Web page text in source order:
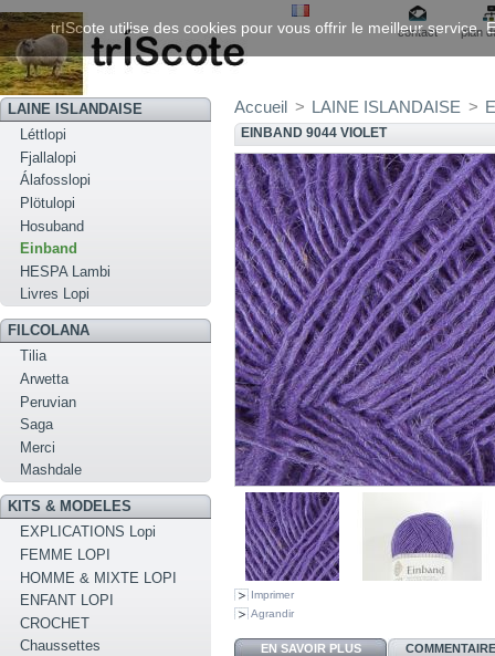
contact plan
LAINE ISLANDAISE
Léttlopi
Fjallalopi
Álafosslopi
Plötulopi
Hosuband
Einband
HESPA Lambi
Livres Lopi
FILCOLANA
Tilia
Arwetta
Peruvian
Saga
Merci
Mashdale
KITS & MODELES
EXPLICATIONS Lopi
FEMME LOPI
HOMME & MIXTE LOPI
ENFANT LOPI
CROCHET
Chaussettes
Accueil > LAINE ISLANDAISE >
EINBAND 9044 VIOLET
Imprimer
Agrandir
EN SAVOIR PLUS
trIScote utilise des cookies pour vous offrir le meilleur